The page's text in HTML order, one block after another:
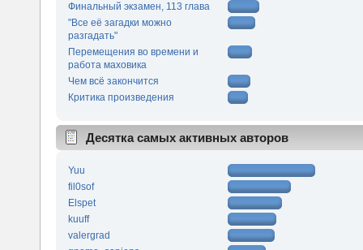
Финальный экзамен, 113 глава
"Все её загадки можно
разгадать"
Перемещения во времени и
работа маховика
Чем всё закончится
Критика произведения
Десятка самых активных авторов
Yuu
fil0sof
Elspet
kuuff
valergrad